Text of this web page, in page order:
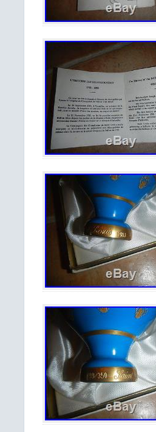
Gonneville
06.81.98.18.30.
recherchez un
sur un artiste ou
serons
personnalisée.
maximum
LIVRAISON.
étant offert.
charge de
responsables
denvoi
groupé. L’item
CRISTAL
Paperweight”
2019. Il est
verres\Verre,
vendeur est
Normandie. Cet
monde.